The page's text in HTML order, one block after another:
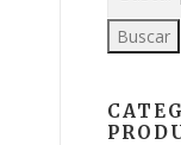
Buscar